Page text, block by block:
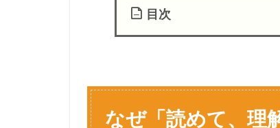
目次
読
なぜ「読めて、理